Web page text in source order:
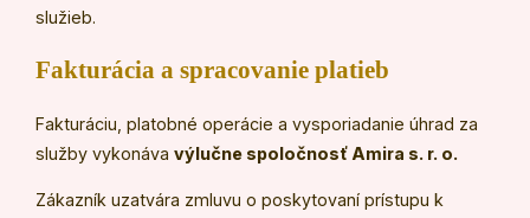
služieb.
Fakturácia a spracovanie platieb
Fakturáciu, platobné operácie a vysporiadanie úhrad za
služby vykonávavýlučne spoločnosť Amira s. r. o.
Zákazník uzatvára zmluvu o poskytovaní prístupu k